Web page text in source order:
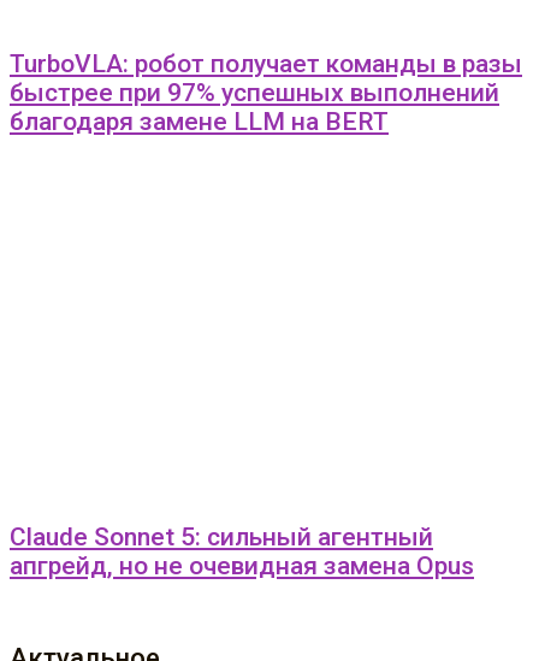
TurboVLA: робот получает команды в разы
быстрее при 97% успешных выполнений
благодаря замене LLM на BERT
Claude Sonnet 5: сильный агентный
апгрейд, но не очевидная замена Opus